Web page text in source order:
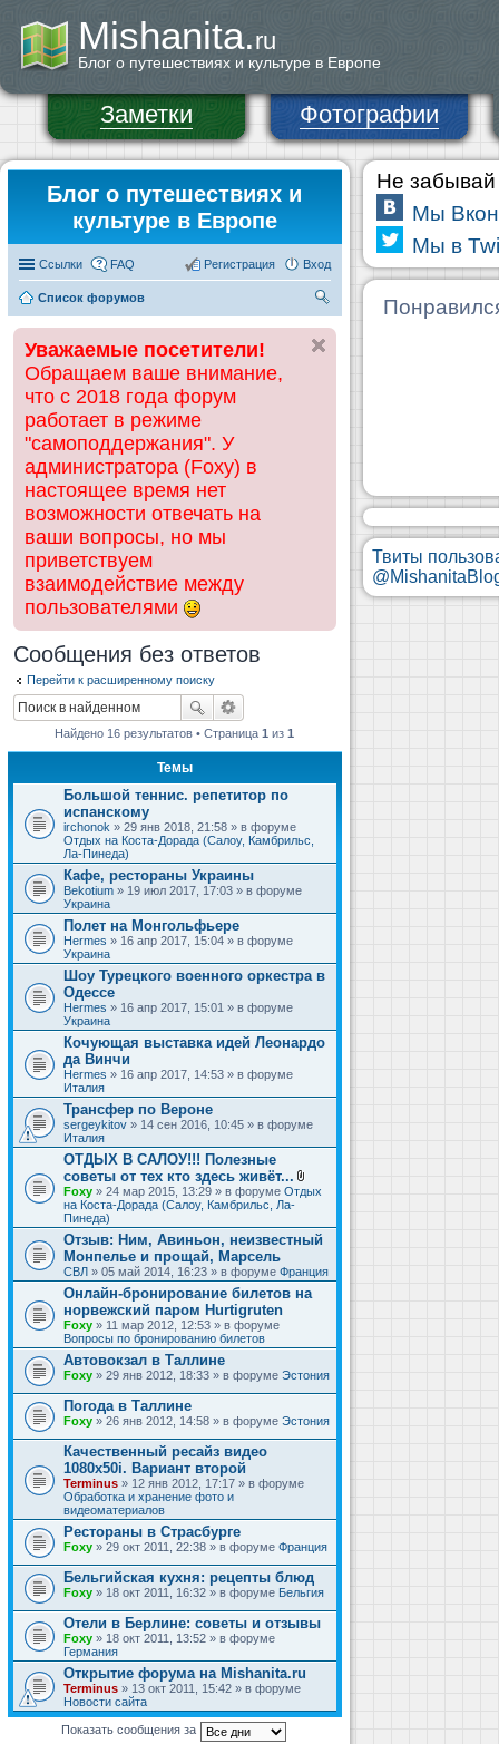
Mishanita.ru
Блог о путешествиях и культуре в Европе
Заметки Фотографии
Блог о путешествиях и
культуре в Европе
Ссылки FAQ Вход
Регистрация
Список форумов
ск
Уважаемые посетители!
Обращаем ваше внимание,
что с 2018 года форум
работает в режиме
"самоподдержания". У
администратора (Foxy) в
настоящее время нет
возможности отвечать на
ваши вопросы, но мы
приветствуем
взаимодействие между
пользователями
Сообщения без ответов
Перейти к расширенному поиску
Найдено 16 результатов • Страница1 из1
Темы
Большой теннис. репетитор по
испанскому
irchonok » 29 янв 2018, 21:58 » в форуме
Отдых на Коста-Дорада (Салоу, Камбрильс,
Ла-Пинеда)
Кафе, рестораны Украины
Bekotium » 19 июл 2017, 17:03 » в форуме
Украина
Полет на Монгольфьере
Hermes » 16 апр 2017, 15:04 » в форуме
Украина
Шоу Турецкого военного оркестра в
Одессе
Hermes » 16 апр 2017, 15:01 » в форуме
Украина
Кочующая выставка идей Леонардо
да Винчи
Hermes » 16 апр 2017, 14:53 » в форуме
Италия
Трансфер по Вероне
sergeykitov » 14 сен 2016, 10:45 » в форуме
Италия
ОТДЫХ В САЛОУ!!! Полезные
советы от тех кто здесь живёт...
В
л
ж
е
и
я
Foxy » 24 мар 2015, 13:29 » в форуме Отдых
на Коста-Дорада (Салоу, Камбрильс, Ла-
Пинеда)
Отзыв: Ним, Авиньон, неизвестный
Монпелье и прощай, Марсель
СВЛ » 05 май 2014, 16:23 » в форуме Франция
Онлайн-бронирование билетов на
норвежский паром Hurtigruten
Foxy » 11 мар 2012, 12:53 » в форуме
Вопросы по бронированию билетов
Автовокзал в Таллине
Foxy » 29 янв 2012, 18:33 » в форуме Эстония
Погода в Таллине
Foxy » 26 янв 2012, 14:58 » в форуме Эстония
Качественный ресайз видео
1080x50i. Вариант второй
Terminus » 12 янв 2012, 17:17 » в форуме
Обработка и хранение фото и
видеоматериалов
Рестораны в Страсбурге
Foxy » 29 окт 2011, 22:38 » в форуме Франция
Бельгийская кухня: рецепты блюд
Foxy » 18 окт 2011, 16:32 » в форуме Бельгия
Отели в Берлине: советы и отзывы
Foxy » 18 окт 2011, 13:52 » в форуме
Германия
Открытие форума на Mishanita.ru
Terminus » 13 окт 2011, 15:42 » в форуме
Новости сайта
Показать сообщения за
Не забывай
Мы
Мы в
Твиты